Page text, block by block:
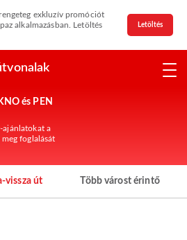
exkluzív promóciót
alkalmazásban. Letöltés
Letöltés
és PEN
ajánlatokat a
foglalását
vissza út Több várost érintő